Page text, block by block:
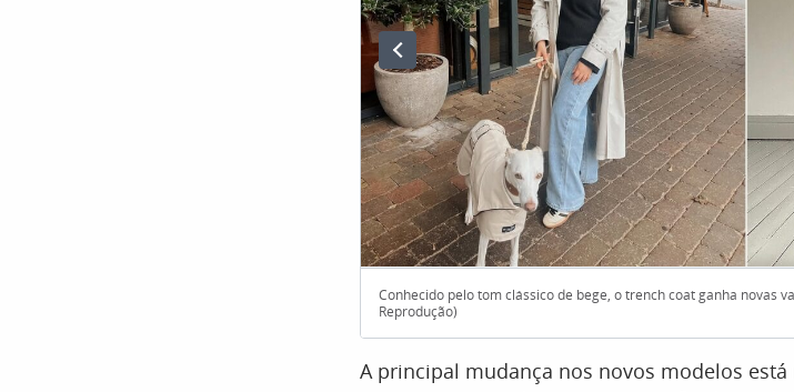
Conhecido pelo tom clássico de bege, o trench coat ganha novas
Reprodução)
A principal mudança nos novos modelos